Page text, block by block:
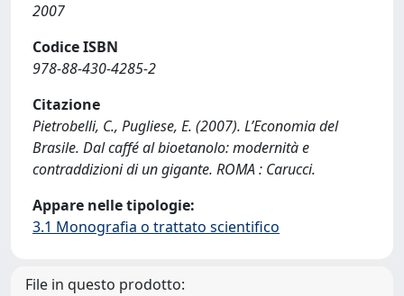
2007
Codice ISBN
978-88-430-4285-2
Citazione
Pietrobelli, C., Pugliese, E. (2007). L’Economia del
Brasile. Dal caffé al bioetanolo: modernità e
contraddizioni di un gigante. ROMA : Carucci.
Appare nelle tipologie:
3.1 Monografia o trattato scientifico
File in questo prodotto: